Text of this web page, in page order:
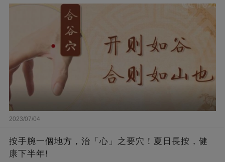
2023/07/04
按手腕一個地方，治「心」之要穴！夏日長按，健
康下半年!